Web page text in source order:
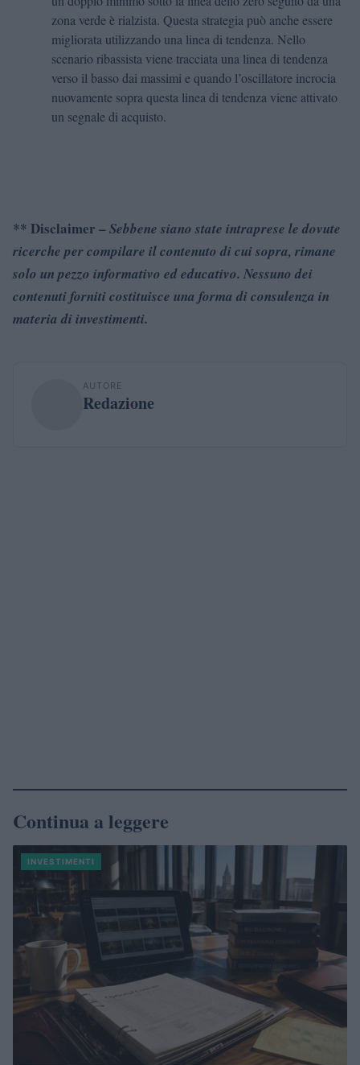
zona verde è rialzista. Questa strategia può anche essere
migliorata utilizzando una linea di tendenza. Nello
scenario ribassista viene tracciata una linea di tendenza
verso il basso dai massimi e quando l’oscillatore incrocia
nuovamente sopra questa linea di tendenza viene attivato
un segnale di acquisto.
** Disclaimer –Sebbene siano state intraprese le dovute
ricerche per compilare il contenuto di cui sopra, rimane
solo un pezzo informativo ed educativo. Nessuno dei
contenuti forniti costituisce una forma di consulenza in
materia di investimenti.
AUTORE
Redazione
Continua a leggere
INVESTIMENTI